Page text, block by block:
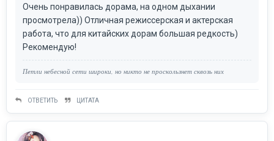
Очень понравилась дорама, на одном дыхании
просмотрела)) Отличная режиссерская и актерская
работа, что для китайских дорам большая редкость)
Рекомендую!
Петли небесной сети широки, но никто не проскользнет сквозь них
ОТВЕТИТЬ ЦИТАТА